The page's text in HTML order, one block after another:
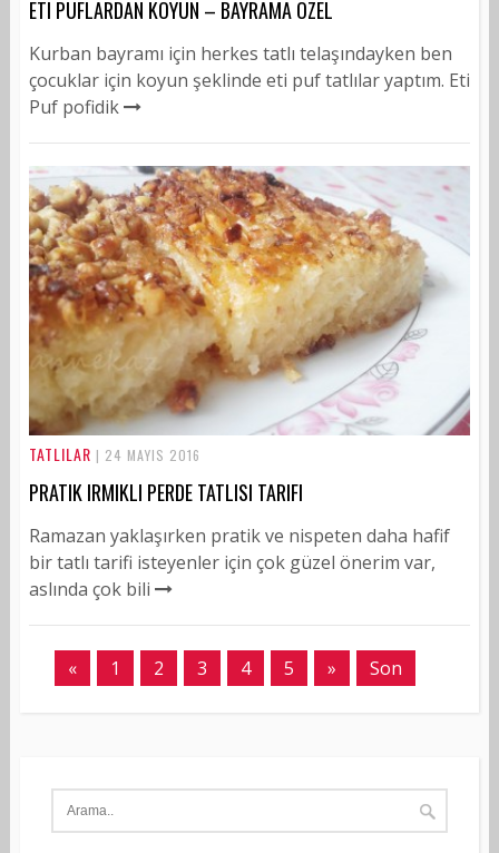
ETI PUFLARDAN KOYUN – BAYRAMA ÖZEL
Kurban bayramı için herkes tatlı telaşındayken ben
çocuklar için koyun şeklinde eti puf tatlılar yaptım. Eti
Puf pofidik
TATLILAR | 24 MAYIS 2016
PRATIK IRMIKLI PERDE TATLISI TARIFI
Ramazan yaklaşırken pratik ve nispeten daha hafif
bir tatlı tarifi isteyenler için çok güzel önerim var,
aslında çok bili
« 1 2 3 4 5 » Son